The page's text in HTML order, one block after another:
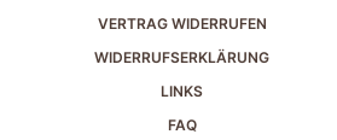
VERTRAG WIDERRUFEN
WIDERRUFSERKLÄRUNG
LINKS
FAQ